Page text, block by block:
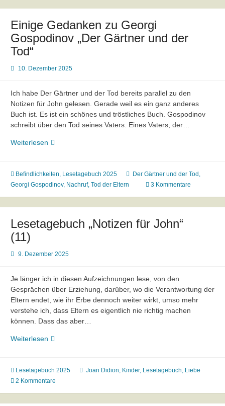
Einige Gedanken zu Georgi
Gospodinov „Der Gärtner und der
Tod“
10. Dezember 2025
Ich habe Der Gärtner und der Tod bereits parallel zu den
Notizen für John gelesen. Gerade weil es ein ganz anderes
Buch ist. Es ist ein schönes und tröstliches Buch. Gospodinov
schreibt über den Tod seines Vaters. Eines Vaters, der…
Weiterlesen Einige
Georgi
Gospodinov
der
Befindlichkeiten Lesetagebuch 2025 Der Gärtner und der Tod
Georgi Gospodinov, Nachruf, Tod der Eltern 3 Kommentare
Lesetagebuch „Notizen für John“
(11)
9. Dezember 2025
Je länger ich in diesen Aufzeichnungen lese, von den
Gesprächen über Erziehung, darüber, wo die Verantwortung der
Eltern endet, wie ihr Erbe dennoch weiter wirkt, umso mehr
verstehe ich, dass Eltern es eigentlich nie richtig machen
können. Dass das aber…
Weiterlesen Lesetagebuch
John“
(11)
Lesetagebuch 2025 Joan Didion Kinder, Lesetagebuch Liebe
2 Kommentare